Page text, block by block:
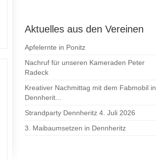
Aktuelles aus den Vereinen
Apfelernte in Ponitz
Nachruf für unseren Kameraden Peter
Radeck
Kreativer Nachmittag mit dem Fabmobil in
Dennherit...
Strandparty Dennheritz 4. Juli 2026
3. Maibaumsetzen in Dennheritz